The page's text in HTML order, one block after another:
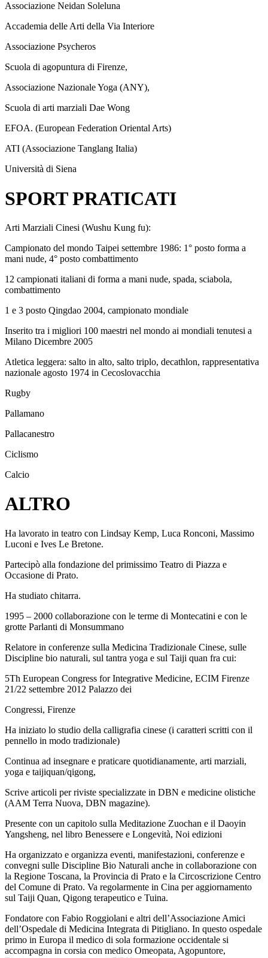
Associazione Neidan Soleluna
Accademia delle Arti della Via Interiore
Associazione Psycheros
Scuola di agopuntura di Firenze,
Associazione Nazionale Yoga (ANY),
Scuola di arti marziali Dae Wong
EFOA. (European Federation Oriental Arts)
ATI (Associazione Tanglang Italia)
Università di Siena
SPORT PRATICATI
Arti Marziali Cinesi (Wushu Kung fu):
Campionato del mondo Taipei settembre 1986: 1° posto forma a
mani nude, 4° posto combattimento
12 campionati italiani di forma a mani nude, spada, sciabola,
combattimento
1 e 3 posto Qingdao 2004, campionato mondiale
Inserito tra i migliori 100 maestri nel mondo ai mondiali tenutesi a
Milano Dicembre 2005
Atletica leggera: salto in alto, salto triplo, decathlon, rappresentativa
nazionale agosto 1974 in Cecoslovacchia
Rugby
Pallamano
Pallacanestro
Ciclismo
Calcio
ALTRO
Ha lavorato in teatro con Lindsay Kemp, Luca Ronconi, Massimo
Luconi e Ives Le Bretone.
Partecipò alla fondazione del primissimo Teatro di Piazza e
Occasione di Prato.
Ha studiato chitarra.
1995 – 2000 collaborazione con le terme di Montecatini e con le
grotte Parlanti di Monsummano
Relatore in conferenze sulla Medicina Tradizionale Cinese, sulle
Discipline bio naturali, sul tantra yoga e sul Taiji quan fra cui:
5Th European Congress for Integrative Medicine, ECIM Firenze
21/22 settembre 2012 Palazzo dei
Congressi, Firenze
Ha iniziato lo studio della calligrafia cinese (i caratteri scritti con il
pennello in modo tradizionale)
Continua ad insegnare e praticare quotidianamente, arti marziali,
yoga e taijiquan/qigong,
Scrive articoli per riviste specializzate in DBN e medicine olistiche
(AAM Terra Nuova, DBN magazine).
Presente con un capitolo sulla Meditazione Zuochan e il Daoyin
Yangsheng, nel libro Benessere e Longevità, Noi edizioni
Ha organizzato e organizza eventi, manifestazioni, conferenze e
convegni sulle Discipline Bio Naturali anche in collaborazione con
la Regione Toscana, la Provincia di Prato e la Circoscrizione Centro
del Comune di Prato. Va regolarmente in Cina per aggiornamento
sul Taiji Quan, Qigong terapeutico e Tuina.
Fondatore con Fabio Roggiolani e altri dell’Associazione Amici
dell’Ospedale di Medicina Integrata di Pitigliano. In questo ospedale
primo in Europa il medico di sola formazione occidentale si
accompagna in corsia con medico Omeopata, Agopuntore,